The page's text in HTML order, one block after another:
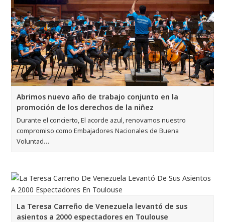
Abrimos nuevo año de trabajo conjunto en la
promoción de los derechos de la niñez
Durante el concierto, El acorde azul, renovamos nuestro
compromiso como Embajadores Nacionales de Buena
Voluntad…
La Teresa Carreño de Venezuela levantó de sus
asientos a 2000 espectadores en Toulouse